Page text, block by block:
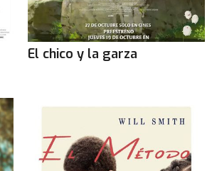
El chico y la garza